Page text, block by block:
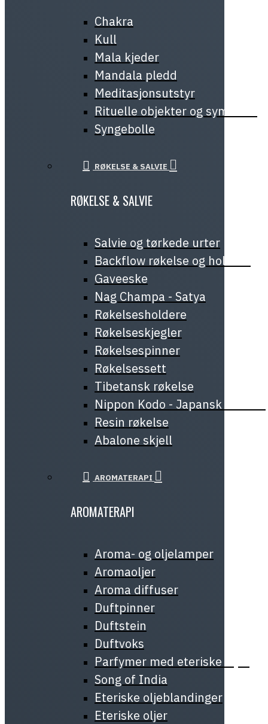
Chakra
Kull
Mala kjeder
Mandala pledd
Meditasjonsutstyr
Rituelle objekter og symboler
Syngebolle
RØKELSE & SALVIE
RØKELSE & SALVIE
Salvie og tørkede urter
Backflow røkelse og holdere
Gaveeske
Nag Champa - Satya
Røkelsesholdere
Røkelseskjegler
Røkelsespinner
Røkelsessett
Tibetansk røkelse
Nippon Kodo - Japansk røkelse
Resin røkelse
Abalone skjell
AROMATERAPI
AROMATERAPI
Aroma- og oljelamper
Aromaoljer
Aroma diffuser
Duftpinner
Duftstein
Duftvoks
Parfymer med eteriske oljer
Song of India
Eteriske oljeblandinger
Eteriske oljer